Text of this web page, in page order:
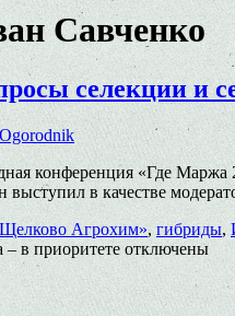
Савченко
селекции и
Ogorodnik
конференция «Где Маржа
в качестве
Агрохим», гибриды,
– в приоритетеотключены